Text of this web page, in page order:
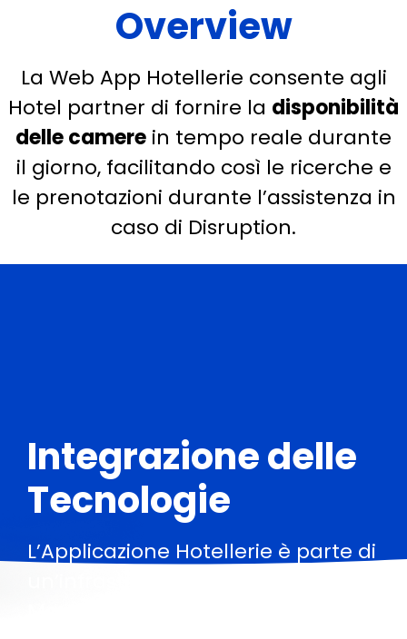
Overview
La Web App Hotellerie consente agli
Hotel partner di fornire la disponibilità
delle camere in tempo reale durante
il giorno, facilitando così le ricerche e
le prenotazioni durante l’assistenza in
caso di Disruption.
Integrazione delle
Tecnologie
L’Applicazione Hotellerie è parte di